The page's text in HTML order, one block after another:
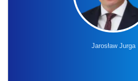
Jarosław Jurga